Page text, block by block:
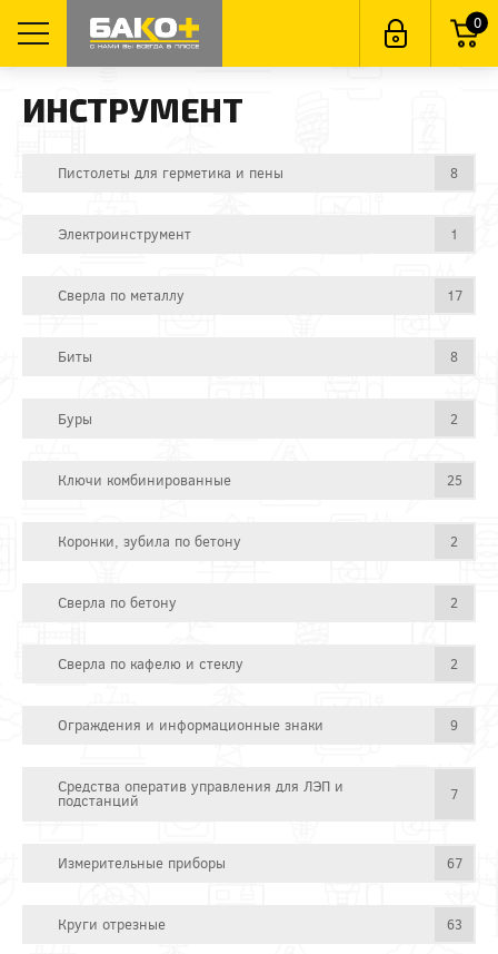
0
ИНСТРУМЕНТ
Пистолеты для герметика и пены 8
Электроинструмент 1
Сверла по металлу 17
Биты 8
Буры 2
Ключи комбинированные 25
Коронки, зубила по бетону 2
Сверла по бетону 2
Сверла по кафелю и стеклу 2
Ограждения и информационные знаки 9
Средства оператив управления для ЛЭП и
подстанций 7
Измерительные приборы 67
Круги отрезные 63